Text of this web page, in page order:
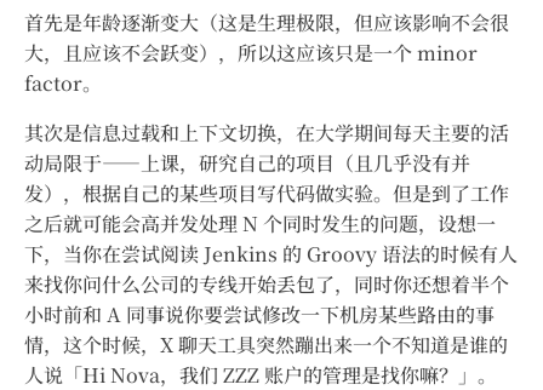
首先是年龄逐渐变大（这是生理极限，但应该影响不会很
大，且应该不会跃变），所以这应该只是一个 minor
factor。
其次是信息过载和上下文切换，在大学期间每天主要的活
动局限于——上课，研究自己的项目（且几乎没有并
发），根据自己的某些项目写代码做实验。但是到了工作
之后就可能会高并发处理 N 个同时发生的问题，设想一
下，当你在尝试阅读 Jenkins 的 Groovy 语法的时候有人
来找你问什么公司的专线开始丢包了，同时你还想着半个
小时前和 A 同事说你要尝试修改一下机房某些路由的事
情，这个时候，X 聊天工具突然蹦出来一个不知道是谁的
人说「Hi Nova，我们 ZZZ 账户的管理是找你嘛？」。